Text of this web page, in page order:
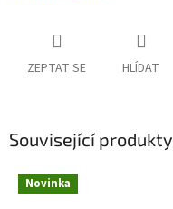
ZEPTAT SE HLÍDAT
Související produkty
Novinka